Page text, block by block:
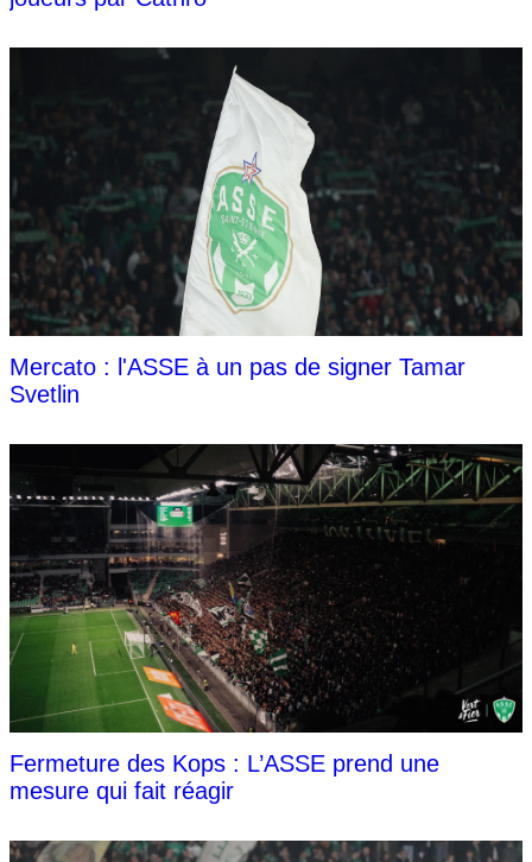
Mercato : l'ASSE à un pas de signer Tamar
Svetlin
Fermeture des Kops : L’ASSE prend une
mesure qui fait réagir